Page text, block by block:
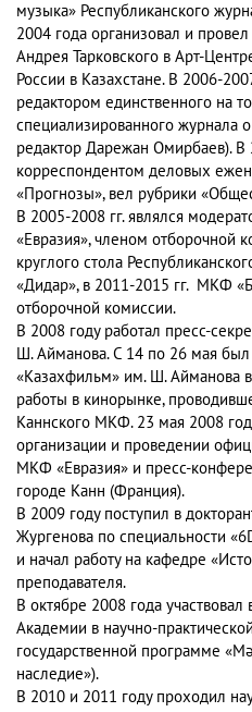
музыка» Республиканского
2004 года организовал и
Андрея Тарковского в Арт-
России в Казахстане. В 2006-
редактором единственного на
специализированного журнала
редактор Дарежан Омирбаев). В
корреспондентом деловых
«Прогнозы», вел рубрики
В 2005-2008 гг. являлся
«Евразия», членом отборочной
круглого стола
«Дидар», в 2011-2015 гг. МКФ
отборочной комиссии.
В 2008 году работал пресс-
Ш. Айманова. С 14 по 26 мая
«Казахфильм» им. Ш. Айманова
работы в кинорынке,
Каннского МКФ. 23 мая 2008
организации и проведении
МКФ «Евразия» и пресс-
городе Канн (Франция).
В 2009 году поступил в
Жургенова по специальности
и начал работу на кафедре
преподавателя.
В октябре 2008 года участвовал
Академии в научно-
государственной программе
наследие»).
В 2010 и 2011 году проходил